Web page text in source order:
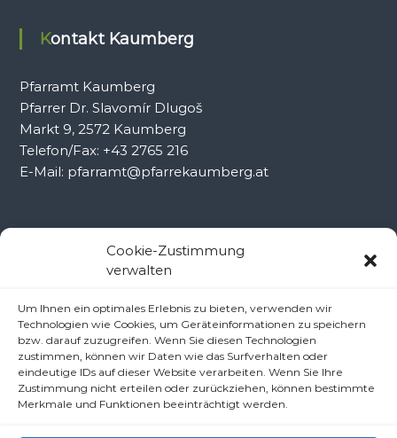
Cookie-Zustimmung
verwalten
Um Ihnen ein optimales Erlebnis zu bieten, verwenden wir
Technologien wie Cookies, um Geräteinformationen zu speichern
bzw. darauf zuzugreifen. Wenn Sie diesen Technologien
zustimmen, können wir Daten wie das Surfverhalten oder
eindeutige IDs auf dieser Website verarbeiten. Wenn Sie Ihre
Zustimmung nicht erteilen oder zurückziehen, können bestimmte
Merkmale und Funktionen beeinträchtigt werden.
Kontakt Kaumberg
Pfarramt Kaumberg
Pfarrer Dr. Slavomír Dlugoš
Markt 9, 2572 Kaumberg
Telefon/Fax: +43 2765 216
E-Mail: pfarramt@pfarrekaumberg.at
Kontakt Ramsau
Pfarrer Dr. Slavomír Dlugoš
Oberdörfl 8, 3172 Ramsau
Telefon: +43 2764 8240
E-Mail: pfarre.ramsau@gmx.at